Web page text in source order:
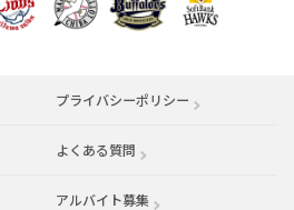
プライバシーポリシー
よくある質問
アルバイト募集 （別ウィンドウで開く